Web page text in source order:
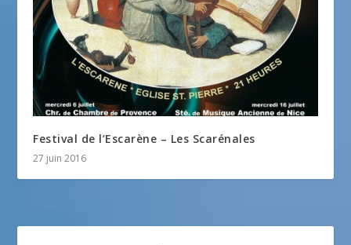
Festival de l’Escarène – Les Scarénales
27 juin 2016